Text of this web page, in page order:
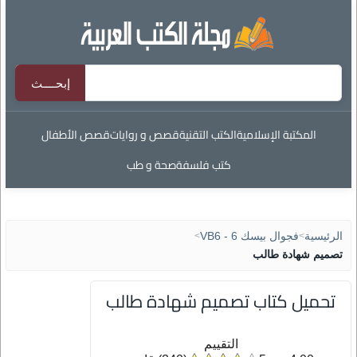
المكتبة الإسلاميةالكتب التقنيةقصص و رواياتقصص الأطفال
كتب فلسفةصحة و طب
الرئيسية>فجوال بيسك 6 - VB6 >
تصميم شهادة طالب
تحميل كتاب تصميم شهادة طالب
التقييم